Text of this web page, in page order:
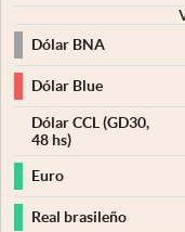
Dólar BNA
Dólar Blue
Dólar CCL (GD30,
48 hs)
Euro
Real brasileño